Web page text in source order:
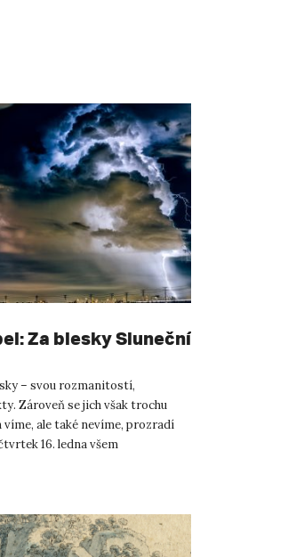
Za blesky Sluneční
– svou rozmanitostí,
Zároveň se jich však trochu
ale také nevíme, prozradí
16. ledna všem